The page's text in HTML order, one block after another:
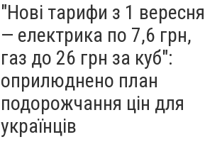
"Нові тарифи з 1 вересня
— електрика по 7,6 грн,
газ до 26 грн за куб":
оприлюднено план
подорожчання цін для
українців